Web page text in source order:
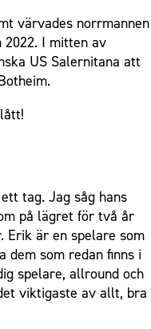
värvades norrmannen
2022. I mitten av
US Salernitana att
tag. Jag såg hans
på lägret för två år
Erik är en spelare som
som redan finns i
spelare, allround och
viktigaste av allt, bra